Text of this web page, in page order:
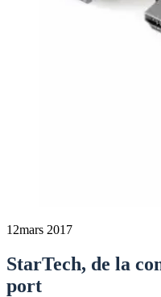
12mars 2017
StarTech, de la
port